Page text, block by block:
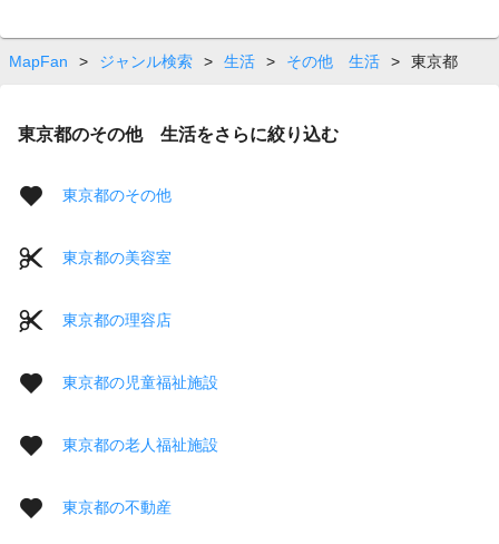
MapFan > ジャンル検索 > 生活 > その他 生活 > 東京都
東京都のその他 生活をさらに絞り込む
東京都のその他
東京都の美容室
東京都の理容店
東京都の児童福祉施設
東京都の老人福祉施設
東京都の不動産